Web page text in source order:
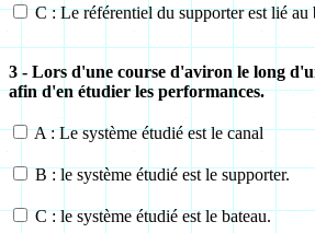
C : Le référentiel du supporter est lié au
3 - Lors d'une course d'aviron le long
afin d'en étudier les performances.
A : Le système étudié est le canal
B : le système étudié est le supporter.
C : le système étudié est le bateau.